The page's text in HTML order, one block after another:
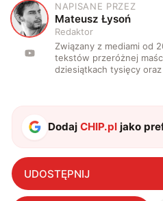
M
NAPISANE PRZEZ
Mateusz Łysoń
Redaktor
Związany z mediami od
tekstów przeróżnej
dziesiątkach tysięcy
DodajCHIP.pl jako
UDOSTĘPNIJ